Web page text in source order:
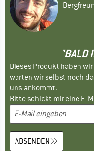
"BALD
Dieses Produkt haben
warten wir selbst noch
uns ankommt.
Bitte schickt mir eine E-
ABSENDEN